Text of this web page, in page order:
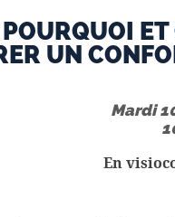
POURQUOI
UN
Mardi
En